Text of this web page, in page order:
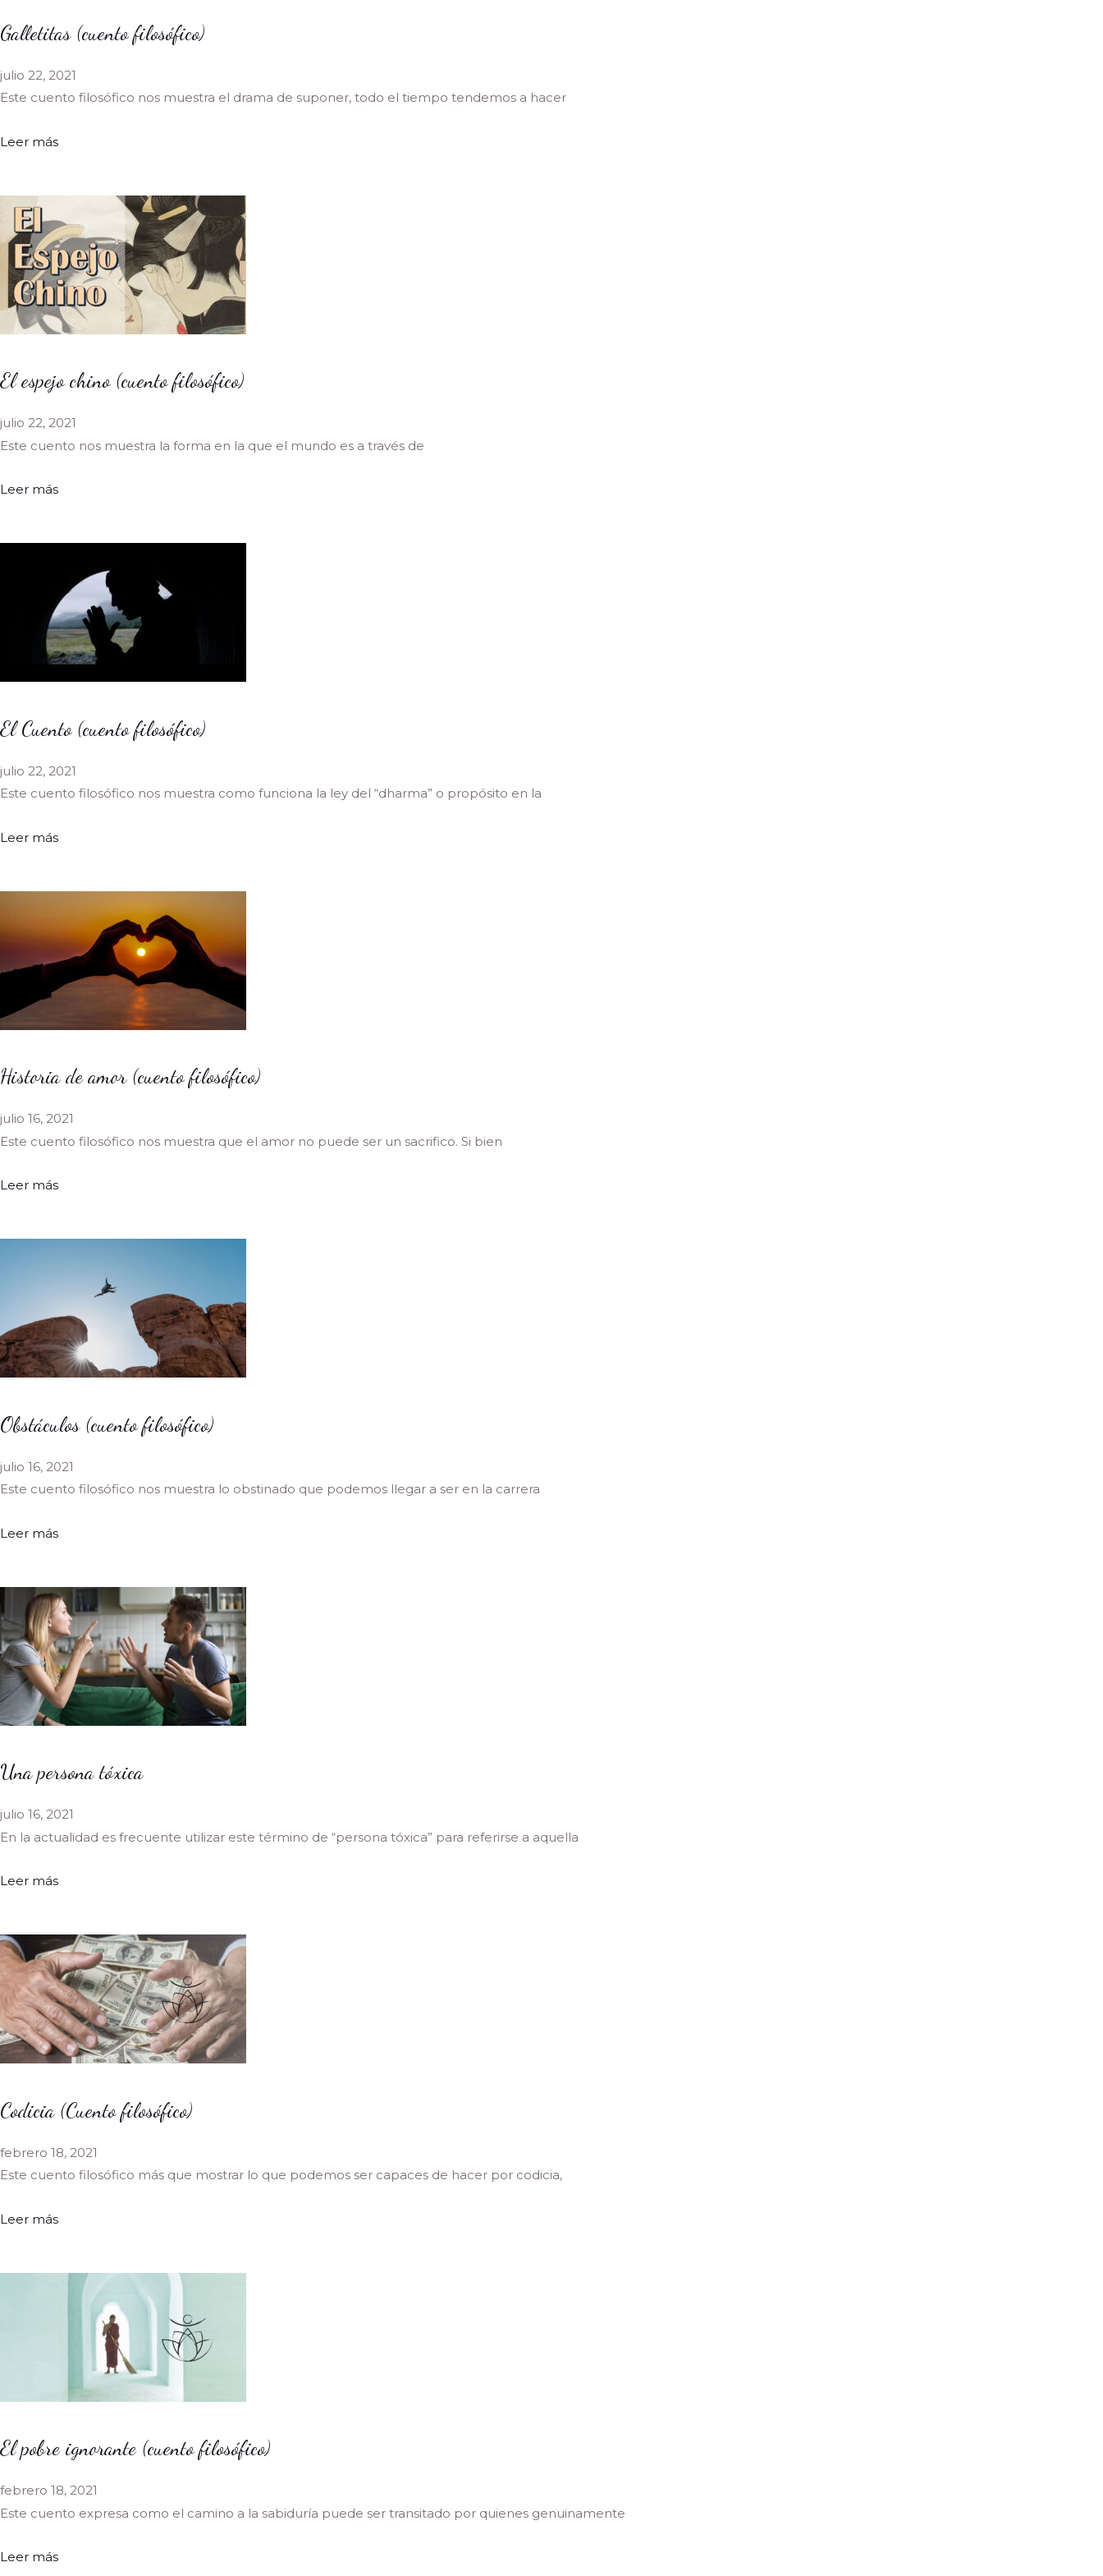
Galletitas (cuento filosófico)
julio 22, 2021
Este cuento filosófico nos muestra el drama de suponer, todo el tiempo tendemos a hacer
Leer más
El espejo chino (cuento filosófico)
julio 22, 2021
Este cuento nos muestra la forma en la que el mundo es a través de
Leer más
El Cuento (cuento filosófico)
julio 22, 2021
Este cuento filosófico nos muestra como funciona la ley del “dharma” o propósito en la
Leer más
Historia de amor (cuento filosófico)
julio 16, 2021
Este cuento filosófico nos muestra que el amor no puede ser un sacrifico. Si bien
Leer más
Obstáculos (cuento filosófico)
julio 16, 2021
Este cuento filosófico nos muestra lo obstinado que podemos llegar a ser en la carrera
Leer más
Una persona tóxica
julio 16, 2021
En la actualidad es frecuente utilizar este término de “persona tóxica” para referirse a aquella
Leer más
Codicia (Cuento filosófico)
febrero 18, 2021
Este cuento filosófico más que mostrar lo que podemos ser capaces de hacer por codicia,
Leer más
El pobre ignorante (cuento filosófico)
febrero 18, 2021
Este cuento expresa como el camino a la sabiduría puede ser transitado por quienes genuinamente
Leer más